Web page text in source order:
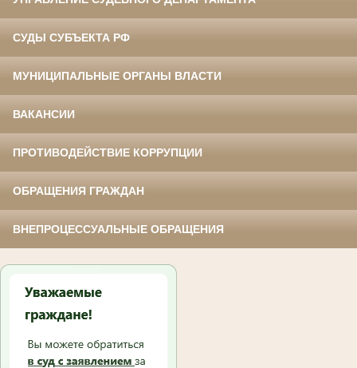
СУДЫ СУБЪЕКТА РФ
МУНИЦИПАЛЬНЫЕ ОРГАНЫ ВЛАСТИ
ВАКАНСИИ
ПРОТИВОДЕЙСТВИЕ КОРРУПЦИИ
ОБРАЩЕНИЯ ГРАЖДАН
ВНЕПРОЦЕССУАЛЬНЫЕ ОБРАЩЕНИЯ